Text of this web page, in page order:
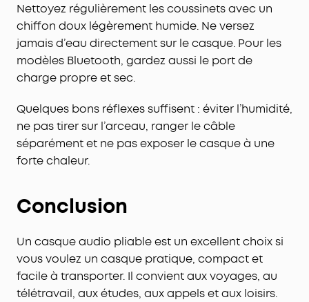
CONÇU POUR LE CONFORT ET LE STYLE: les
élégantes oreillettes pivotantes à 8° s'adaptent
sans effort aux contours de toutes les têtes,
tandis que l'arceau souple intégré répartit
uniformément la pression pour un port prolongé
Certifié TCO : pour une meilleure durabilité.
Nettoyez régulièrement les coussinets avec un
chiffon doux légèrement humide. Ne versez
jamais d’eau directement sur le casque. Pour les
modèles Bluetooth, gardez aussi le port de
charge propre et sec.
Quelques bons réflexes suffisent : éviter l’humidité,
ne pas tirer sur l’arceau, ranger le câble
séparément et ne pas exposer le casque à une
forte chaleur.
Conclusion
Un casque audio pliable est un excellent choix si
vous voulez un casque pratique, compact et
facile à transporter. Il convient aux voyages, au
télétravail, aux études, aux appels et aux loisirs.